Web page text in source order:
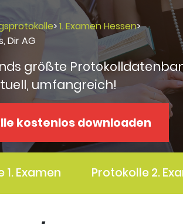
>1. Examen Hessen>
Dir AG
größte
umfangreich!
kostenlos downloaden
Examen Protokolle 2.